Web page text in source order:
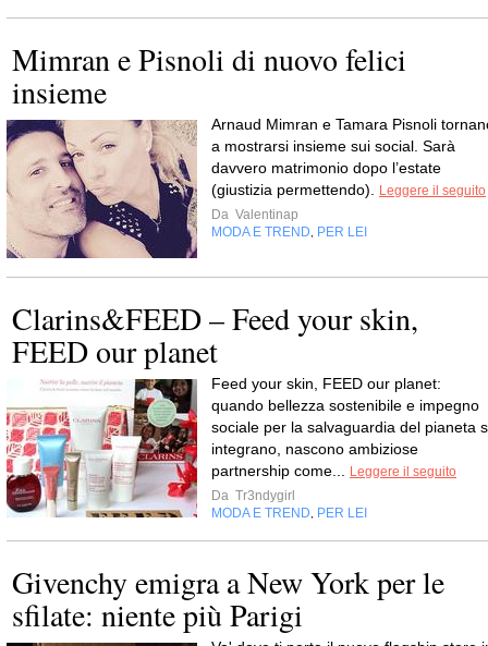
Mimran e Pisnoli di nuovo felici
insieme
Arnaud Mimran e Tamara Pisnoli
a mostrarsi insieme sui social. Sarà
davvero matrimonio dopo l’estate
(giustizia permettendo).
Leggere il seguito
Da Valentinap
MODA E TREND
PER LEI
Clarins&FEED – Feed your skin,
FEED our planet
Feed your skin, FEED our planet:
quando bellezza sostenibile e impegno
sociale per la salvaguardia del pianeta
integrano, nascono ambiziose
partnership come...
Leggere il seguito
Da Tr3ndygirl
MODA E TREND
PER LEI
Givenchy emigra a New York per le
sfilate: niente più Parigi